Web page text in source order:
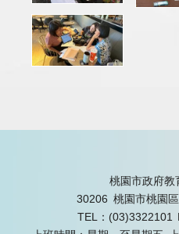
桃園市政府教
30206 桃園市桃園
TEL：(03)3322101